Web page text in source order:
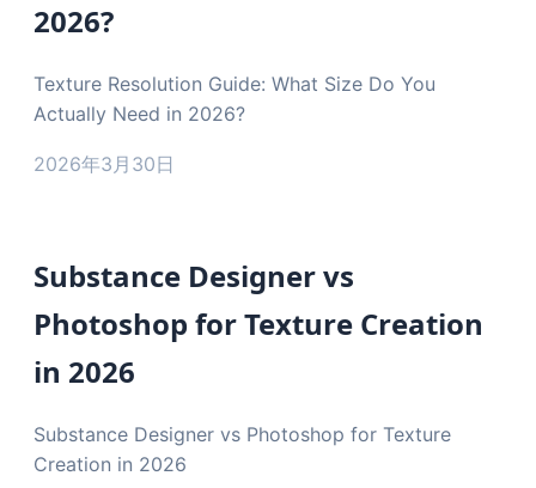
2026?
Texture Resolution Guide: What Size Do You
Actually Need in 2026?
2026年3月30日
Substance Designer vs
Photoshop for Texture Creation
in 2026
Substance Designer vs Photoshop for Texture
Creation in 2026